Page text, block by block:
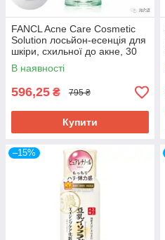
FANCL Acne Care Cosmetic
Solution лосьйон-есенція для
шкіри, схильної до акне, 30
мл. До 11/2026
В наявності
596,25 ₴ 795 ₴
Купити
–15%